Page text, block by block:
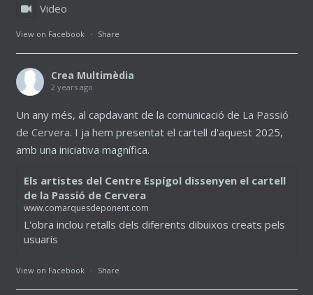
Video
View on Facebook · Share
Crea Multimèdia
2 years ago
Un any més, al capdavant de la comunicació de La Passió
de Cervera. I ja hem presentat el cartell d'aquest 2025,
amb una iniciativa magnífica.
Els artistes del Centre Espígol dissenyen el cartell
de la Passió de Cervera
www.comarquesdeponent.com
L'obra inclou retalls dels diferents dibuixos creats pels
usuaris
View on Facebook · Share